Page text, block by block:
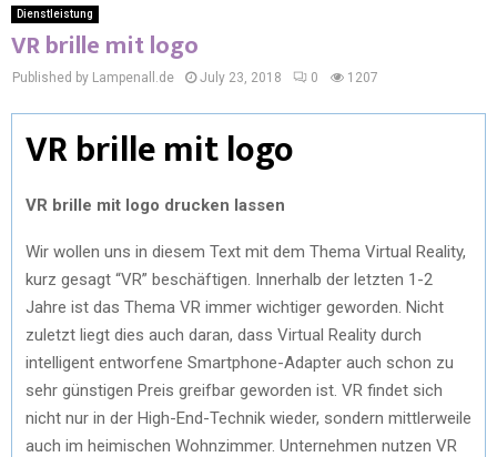
Dienstleistung
VR brille mit logo
Published by Lampenall.de July 23, 2018 0 1207
VR brille mit logo
VR brille mit logo drucken lassen
Wir wollen uns in diesem Text mit dem Thema Virtual Reality,
kurz gesagt “VR” beschäftigen. Innerhalb der letzten 1-2
Jahre ist das Thema VR immer wichtiger geworden. Nicht
zuletzt liegt dies auch daran, dass Virtual Reality durch
intelligent entworfene Smartphone-Adapter auch schon zu
sehr günstigen Preis greifbar geworden ist. VR findet sich
nicht nur in der High-End-Technik wieder, sondern mittlerweile
auch im heimischen Wohnzimmer. Unternehmen nutzen VR